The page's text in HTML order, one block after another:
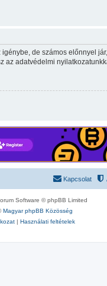
de számos előnnyel
adatvédelmi
Kapcsolat
Software © phpBB Limited
Magyar phpBB Közösség
| Használati feltételek